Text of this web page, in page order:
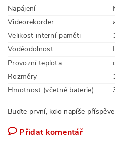
Napájení
Videorekorder
Velikost interní paměti
Voděodolnost
Provozní teplota
Rozměry
Hmotnost (včetně baterie)
Buďte první, kdo napíše
Přidat komentář